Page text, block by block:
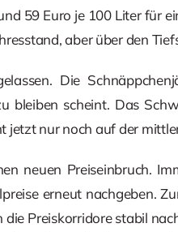
59 Euro je 100 Liter für
aber über den
Die
bleiben scheint. Das
jetzt nur noch auf der
neuen Preiseinbruch.
erneut nachgeben.
Preiskorridore stabil